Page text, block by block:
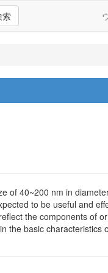
索
of 40~200 nm in
to be useful and
the components of
the basic characteristics